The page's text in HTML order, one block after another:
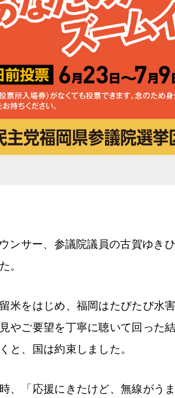
ンサー、参議院議員の古賀ゆき
。
米をはじめ、福岡はたびたび水
やご要望を丁寧に聴いて回った
と、国は約束しました。
、「応援にきたけど、無線がう